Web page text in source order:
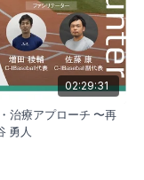
02:29:31
治療アプローチ 〜再
勇人